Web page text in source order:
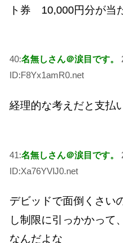
ト券 10,000円分が当
40:名無しさん＠涙目です。
ID:F8Yx1amR0.net
経理的な考えだと支払
41:名無しさん＠涙目です。
ID:Xa76YVlJ0.net
デビッドで面倒くさい
し制限に引っかかって
なんだよな